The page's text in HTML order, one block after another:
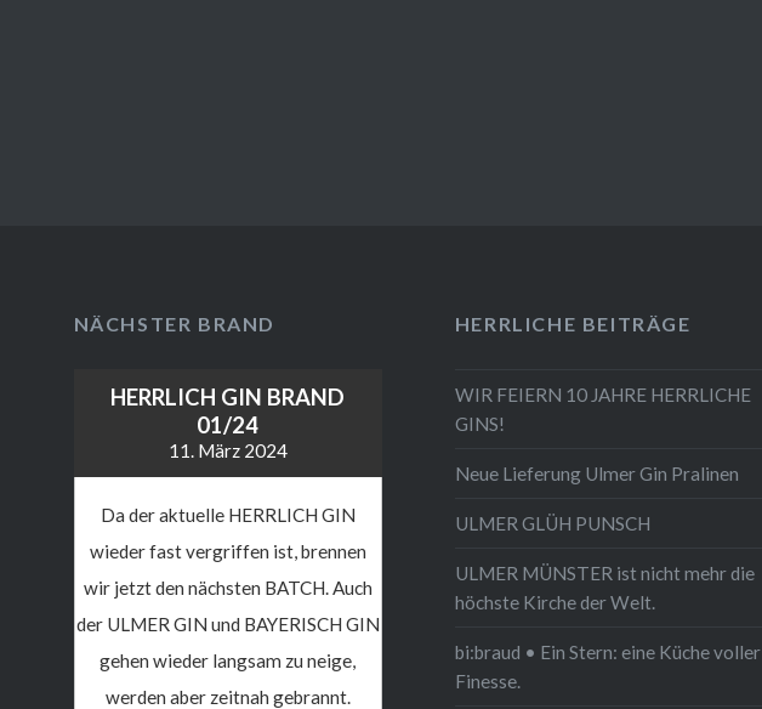
NÄCHSTER BRAND
HERRLICH GIN BRAND
01/24
11. März 2024
Da der aktuelle HERRLICH GIN
wieder fast vergriffen ist, brennen
wir jetzt den nächsten BATCH. Auch
der ULMER GIN und BAYERISCH GIN
gehen wieder langsam zu neige,
werden aber zeitnah gebrannt.
HERRLICHE BEITRÄGE
WIR FEIERN 10 JAHRE HERRLICHE
GINS!
Neue Lieferung Ulmer Gin Pralinen
ULMER GLÜH PUNSCH
ULMER MÜNSTER ist nicht mehr die
höchste Kirche der Welt.
bi:braud • Ein Stern: eine Küche voller
Finesse.